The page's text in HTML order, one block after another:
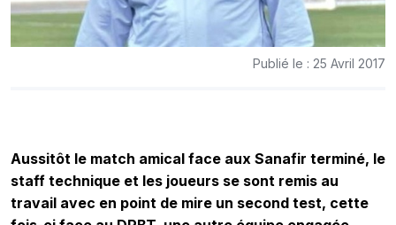
Publié le : 25 Avril 2017
Aussitôt le match amical face aux Sanafir terminé, le
staff technique et les joueurs se sont remis au
travail avec en point de mire un second test, cette